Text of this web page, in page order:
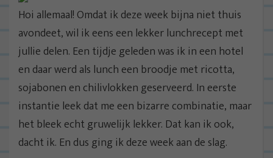
Hoi allemaal! Omdat ik deze week bijna niet thuis
avondeet, wil ik eens een lekker lunchrecept met
jullie delen. Een tijdje geleden was ik in een hotel
en daar werd als lunch een broodje met ricotta,
sojabonen en chilivlokken geserveerd. In eerste
instantie leek dat me een bizarre combinatie, maar
het bleek echt gruwelijk lekker. Dat kan ik ook,
dacht ik. En dus ging ik deze week aan de slag.